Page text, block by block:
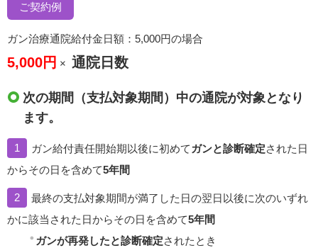
ご契約例
ガン治療通院給付金日額：5,000円の場合
5,000円 × 通院日数
次の期間（支払対象期間）中の通院が対象となり
ます。
1 ガン給付責任開始期以後に初めて ガンと診断確定された日
からその日を含めて5年間
2
最終の支払対象期間が満了した日の翌日以後に次のいずれ
かに該当された日からその日を含めて5年間
ガンが再発したと診断確定されたとき